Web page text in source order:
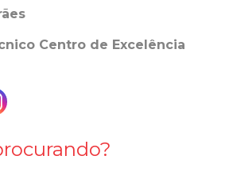
Centro de Excelência